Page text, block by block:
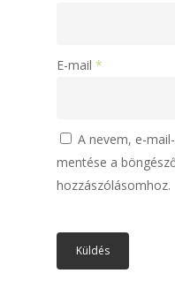
E-mail *
A nevem, e-
mentése a
hozzászólásomhoz.